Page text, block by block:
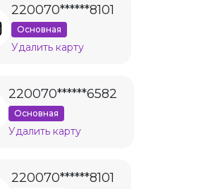
220070******8101
Основная
Удалить карту
220070******6582
Основная
Удалить карту
220070******8101